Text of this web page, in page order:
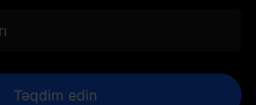
Təqdim edin